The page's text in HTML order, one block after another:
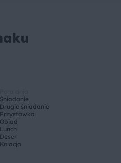
Śniadanie
Drugie śniadanie
Przystawka
Obiad
Lunch
Deser
Kolacja